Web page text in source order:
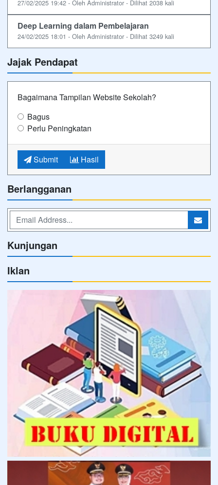
27/02/2025 19:42 - Oleh Administrator - Dilihat 2038 kali
Deep Learning dalam Pembelajaran
24/02/2025 18:01 - Oleh Administrator - Dilihat 3249 kali
Jajak Pendapat
Bagaimana Tampilan Website Sekolah?
Bagus
Perlu Peningkatan
Submit Hasil
Berlangganan
Kunjungan
Iklan